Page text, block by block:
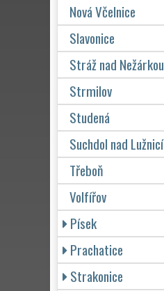
Nová Včelnice
Slavonice
Stráž nad Nežárkou
Strmilov
Studená
Suchdol nad Lužnicí
Třeboň
Volfířov
Písek
Prachatice
Strakonice